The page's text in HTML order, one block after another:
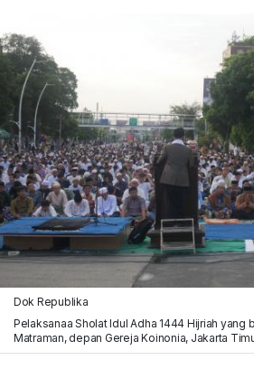
Dok Republika
Pelaksanaa Sholat Idul Adha 1444 Hijriah yang
Matraman, depan Gereja Koinonia, Jakarta